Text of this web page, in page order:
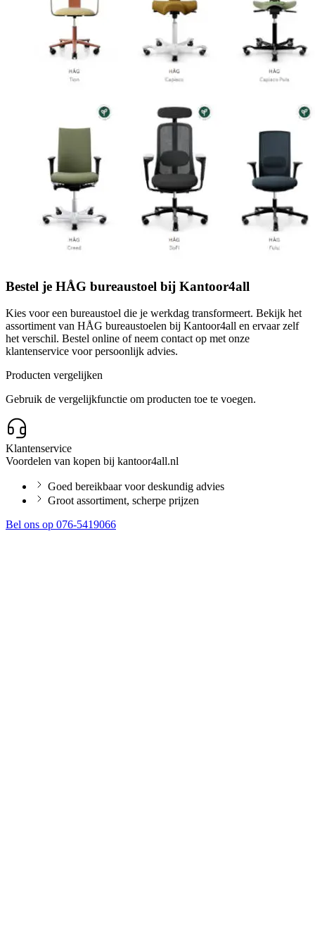
Bestel je HÅG bureaustoel bij Kantoor4all
Kies voor een bureaustoel die je werkdag transformeert. Bekijk het
assortiment van HÅG bureaustoelen bij Kantoor4all en ervaar zelf
het verschil. Bestel online of neem contact op met onze
klantenservice voor persoonlijk advies.
Producten vergelijken
Gebruik de vergelijkfunctie om producten toe te voegen.
Klantenservice
Voordelen van kopen bij kantoor4all.nl
Goed bereikbaar voor deskundig advies
Groot assortiment, scherpe prijzen
Bel ons op 076-5419066